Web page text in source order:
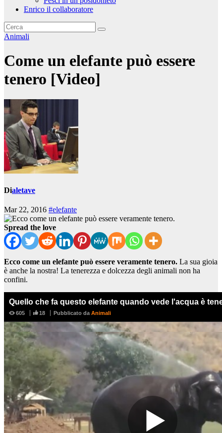
Enrico il collaboratore
Animali
Come un elefante può essere
tenero [Video]
Dialetave
Mar 22, 2016 #elefante
Spread the love
Ecco come un elefante può essere veramente tenero. La sua gioia
è anche la nostra! La tenerezza e dolcezza degli animali non ha
confini.